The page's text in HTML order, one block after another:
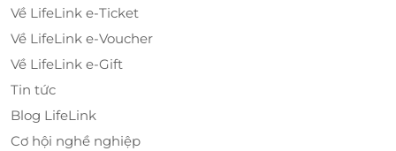
Về LifeLink e-Ticket
Về LifeLink e-Voucher
Về LifeLink e-Gift
Tin tức
Blog LifeLink
Cơ hội nghề nghiệp